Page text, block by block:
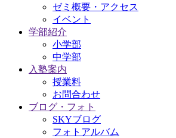
ゼミ概要・アクセス
イベント
学部紹介
小学部
中学部
入塾案内
授業料
お問合わせ
ブログ・フォト
SKYブログ
フォトアルバム